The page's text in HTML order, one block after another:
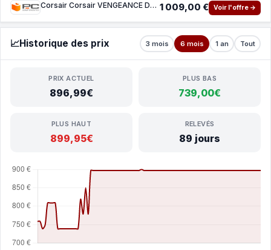
Corsair Corsair VENGEANCE DDR5 5200MHz 64Go 2x32Go CL40 1 009,00 € Voir l'offre →
📈Historique des prix 3 mois 6 mois 1 an Tout
PRIX ACTUEL
896,99€
PLUS BAS
739,00€
PLUS HAUT
899,95€
RELEVÉS
89 jours